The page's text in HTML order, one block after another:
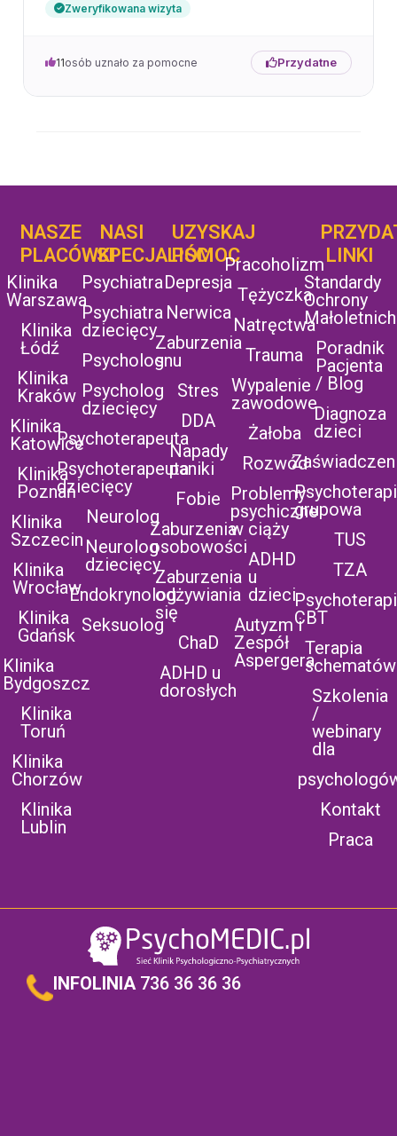
Zweryfikowana wizyta
11osób uznało za pomocne Przydatne
NASZE
PLACÓWKI
Klinika
Warszawa
Klinika
Łódź
Klinika
Kraków
Klinika
Katowice
Klinika
Poznań
Klinika
Szczecin
Klinika
Wrocław
Klinika
Gdańsk
Klinika
Bydgoszcz
Klinika
Toruń
Klinika
Chorzów
Klinika
Lublin
NASI
SPECJALIŚCI
Psychiatra
Psychiatra
dziecięcy
Psycholog
Psycholog
dziecięcy
Psychoterapeuta
Psychoterapeuta
dziecięcy
Neurolog
Neurolog
dziecięcy
Endokrynolog
Seksuolog
UZYSKAJ
POMOC
Depresja
Nerwica
Zaburzenia
snu
Stres
DDA
Napady
paniki
Fobie
Zaburzenia
osobowości
Zaburzenia
odżywiania
się
ChaD
ADHD u
dorosłych
UZYSKAJ
POMOC
Pracoholizm
Tężyczka
Natręctwa
Trauma
Wypalenie
zawodowe
Żałoba
Rozwód
Problemy
psychiczne
w ciąży
ADHD
u
dzieci
Autyzm i
Zespół
Aspergera
LINKI
Standardy
Ochrony
Małoletnich
Poradnik
Pacjenta
/ Blog
Diagnoza
dzieci
grupowa
TUS
TZA
CBT
Terapia
schematów
Szkolenia
/
webinary
dla
Kontakt
Praca
INFOLINIA 736 36 36 36